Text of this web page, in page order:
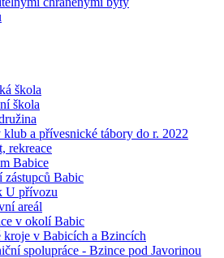
škola
škola
klub a přívesnické tábory do r. 2022
rekreace
Babice
zástupců Babic
U přívozu
areál
v okolí Babic
kroje v Babicích a Bzincích
spolupráce - Bzince pod Javorinou